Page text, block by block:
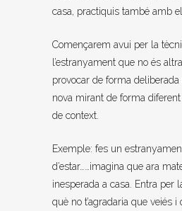
casa, practiquis també amb
Començarem avui per la
l’estranyament que no és
provocar de forma
nova mirant de forma
de context.
Exemple: fes un
d’estar……imagina que ara
inesperada a casa. Entra per
què no t’agradaria que veiés